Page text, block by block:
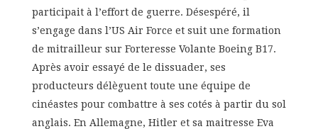
participait à l’effort de guerre. Désespéré, il
s’engage dans l’US Air Force et suit une formation
de mitrailleur sur Forteresse Volante Boeing B17.
Après avoir essayé de le dissuader, ses
producteurs délèguent toute une équipe de
cinéastes pour combattre à ses cotés à partir du sol
anglais. En Allemagne, Hitler et sa maitresse Eva